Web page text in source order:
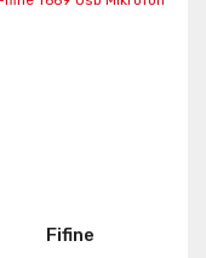
Fifine